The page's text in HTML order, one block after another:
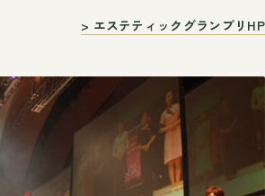
> エステティックグランプリHP